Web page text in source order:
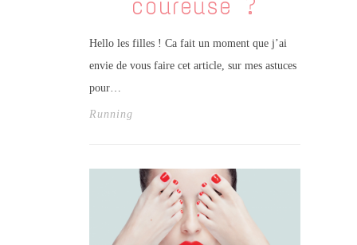
Hello les filles ! Ca fait un moment que j’ai
envie de vous faire cet article, sur mes astuces
pour…
Running